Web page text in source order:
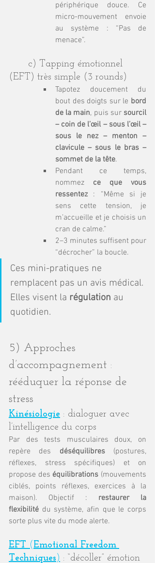
périphérique douce. Ce
micro-mouvement envoie
au système : “Pas de
menace”.
(EFT) très simple (3 rounds)
Tapotez doucement du
bout des doigts sur le bord
de la main, puis sur sourcil
– coin de l’œil – sous l’œil –
sous le nez – menton –
clavicule – sous le bras –
sommet de la tête.
Pendant ce temps,
nommez ce que vous
ressentez : “Même si je
sens cette tension, je
m’accueille et je choisis un
cran de calme.”
2–3 minutes suffisent pour
“décrocher” la boucle.
Ces mini-pratiques ne
remplacent pas un avis médical.
Elles visent la régulation au
quotidien.
5) Approches
d’accompagnement :
rééduquer la réponse de
stress
Kinésiologie : dialoguer avec
l’intelligence du corps
Par des tests musculaires doux, on
repère des déséquilibres (postures,
réflexes, stress spécifiques) et on
propose des équilibrations (mouvements
ciblés, points réflexes, exercices à la
maison). Objectif : restaurer la
flexibilité du système, afin que le corps
sorte plus vite du mode alerte.
EFT ( Emotional Freedom
Techniques ) : “décoller” émotion